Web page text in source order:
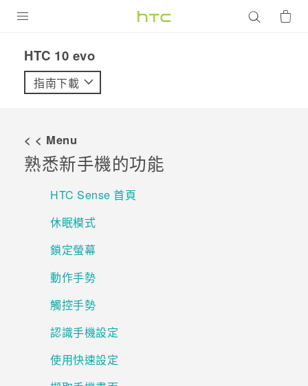
VIVE
配件
優惠專區
焦點訊息
校園專案
銷售門市
銷售通路
支援服務
VIVELAND
HTC 10 evo‎
指南下載
< < Menu
熟悉新手機的功能
HTC Sense 首頁
休眠模式
鎖定螢幕
動作手勢
觸控手勢
認識手機設定
使用快速設定